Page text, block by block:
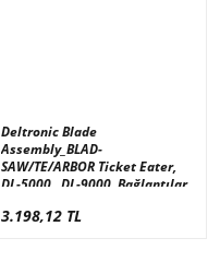
Deltronic Blade
Assembly_BLAD-
SAW/TE/ARBOR Ticket Eater,
DL-5000 , DL-9000, Bağlantılar
3.198,12 TL